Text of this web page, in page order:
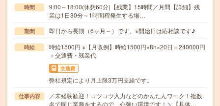
時間
9:00～18:00(休憩60分)【残業】15時間／月間【詳細】残
業は1日30分～1時間程発生する場…
期間 即日から長期（6ヶ月～）です。※開始日は応相談です♪
時給
時給1500円 ※【月収例】時給1500円×8h×20日＝240000円
＋交通費・残業代
交通費
弊社規定により月上限3万円支給です。
仕事内容
／未経験歓迎！コツコツ入力などのかんたんワーク！複数
名で同じ業務をするので、心強い環境です！＼【具体…